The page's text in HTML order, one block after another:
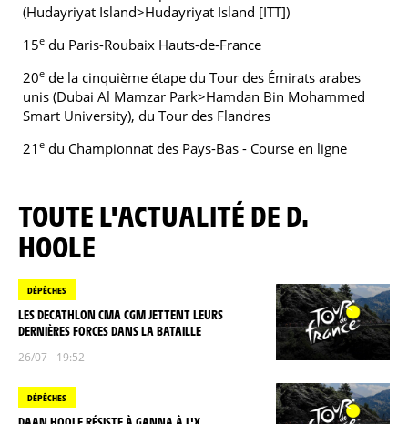
(Hudayriyat Island>Hudayriyat Island [ITT])
15e du Paris-Roubaix Hauts-de-France
20e de la cinquième étape du Tour des Émirats arabes
unis (Dubai Al Mamzar Park>Hamdan Bin Mohammed
Smart University), du Tour des Flandres
21 e du Championnat des Pays-Bas - Course en ligne
TOUTE L'ACTUALITÉ DE D.
HOOLE
DÉPÊCHES
LES DECATHLON CMA CGM JETTENT LEURS
DERNIÈRES FORCES DANS LA BATAILLE
26/07 - 19:52
DÉPÊCHES